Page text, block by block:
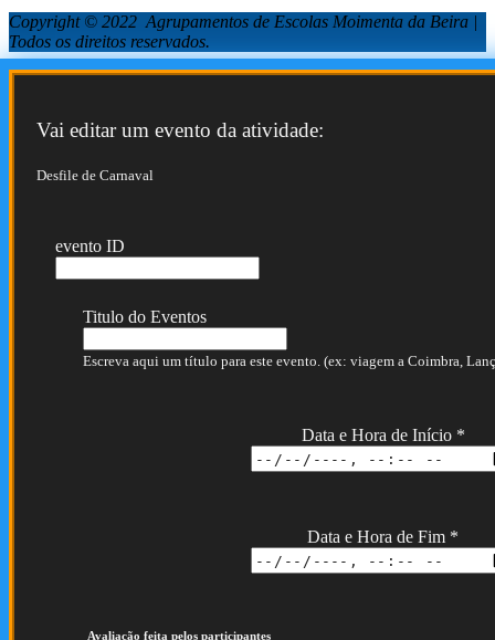
Copyright © 2022 Agrupamentos de Escolas Moimenta da Beira |
Todos os direitos reservados.
Vai editar um evento da atividade:
Desfile de Carnaval
evento ID
Titulo do Eventos
Escreva aqui um título para este evento. (ex: viagem a Coimbra,
Data e Hora de Início *
Data e Hora de Fim *
Avaliação feita pelos participantes